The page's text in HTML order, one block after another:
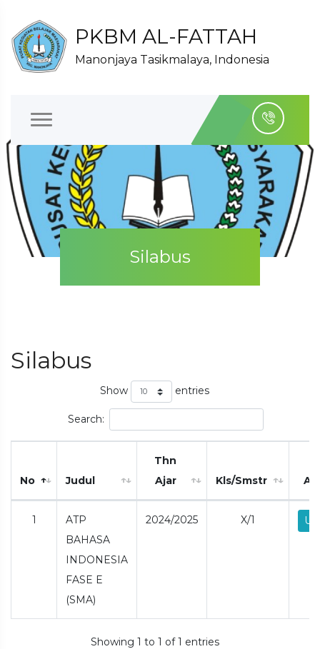
PKBM AL-FATTAH
Manonjaya Tasikmalaya, Indonesia
Silabus
Silabus
Show entries
Search:
No Judul
Thn
Ajar
Kls/Smstr
1
ATP
BAHASA
INDONESIA
FASE E
(SMA)
2024/2025 X/1
Showing 1 to 1 of 1 entries